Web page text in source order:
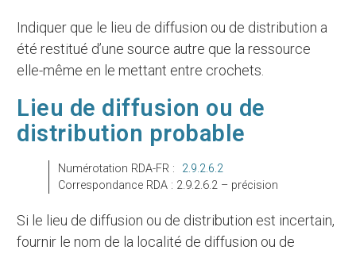
Indiquer que le lieu de diffusion ou de distribution a
été restitué d’une source autre que la ressource
elle-même en le mettant entre crochets.
Lieu de diffusion ou de
distribution probable
Numérotation RDA-FR : 2.9.2.6.2
Correspondance RDA : 2.9.2.6.2 – précision
Si le lieu de diffusion ou de distribution est incertain,
fournir le nom de la localité de diffusion ou de